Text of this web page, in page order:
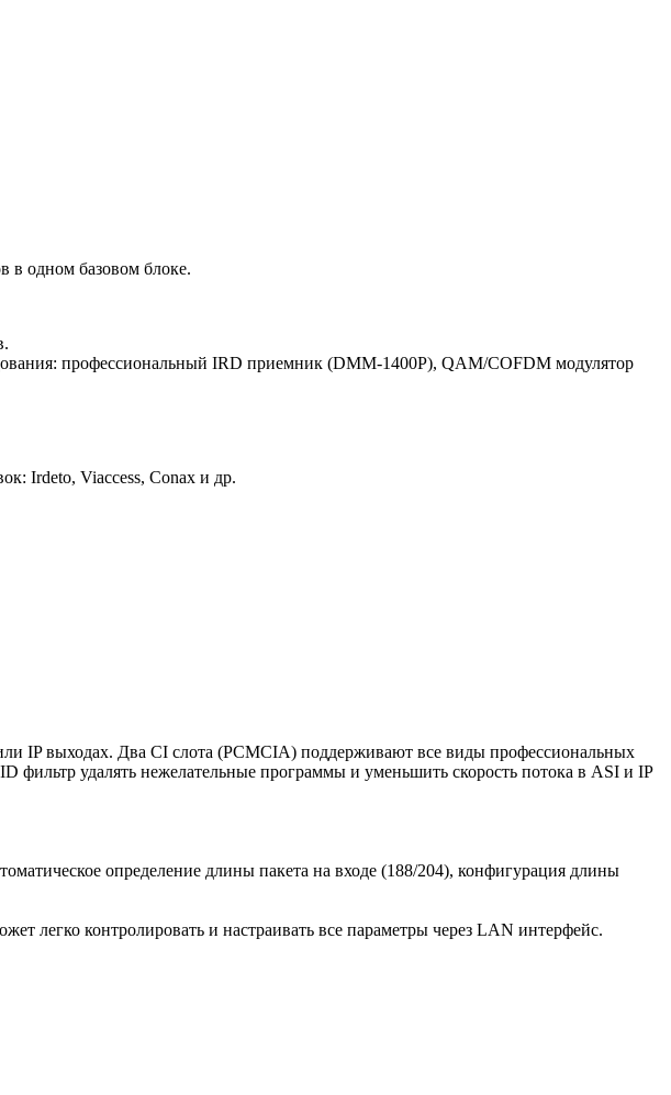
в одном базовом блоке.
профессиональный IRD приемник (DMM-1400P), QAM/COFDM модулятор
Irdeto, Viaccess, Conax и др.
IP выходах. Два CI слота (PCMCIA) поддерживают все виды профессиональных
удалять нежелательные программы и уменьшить скорость потока в ASI и IP
определение длины пакета на входе (188/204), конфигурация длины
легко контролировать и настраивать все параметры через LAN интерфейс.